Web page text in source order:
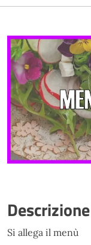
Descrizione
Si allega il menù